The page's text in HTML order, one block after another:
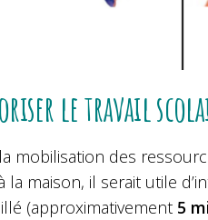
le travail
mobilisation des
maison, il serait utile
(approximativement 5